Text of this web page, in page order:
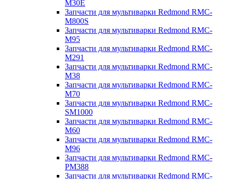
M30E
Запчасти для мультиварки Redmond RMC-
M800S
Запчасти для мультиварки Redmond RMC-
M95
Запчасти для мультиварки Redmond RMC-
M291
Запчасти для мультиварки Redmond RMC-
M38
Запчасти для мультиварки Redmond RMC-
M70
Запчасти для мультиварки Redmond RMC-
SM1000
Запчасти для мультиварки Redmond RMC-
M60
Запчасти для мультиварки Redmond RMC-
M96
Запчасти для мультиварки Redmond RMC-
PM388
Запчасти для мультиварки Redmond RMC-